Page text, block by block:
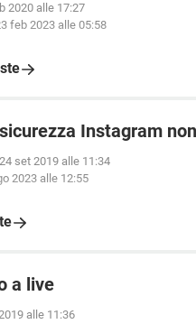
2020 alle 17:27
feb 2023 alle 05:58
Instagram
24 set 2019 alle 11:34
2023 alle 12:55
a live
alle 11:36